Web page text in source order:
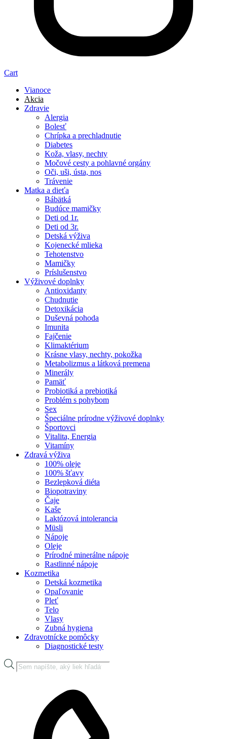
Cart
Vianoce
Akcia
Zdravie
Alergia
Bolesť
Chrípka a prechladnutie
Diabetes
Koža, vlasy, nechty
Močové cesty a pohlavné orgány
Oči, uši, ústa, nos
Trávenie
Matka a dieťa
Bábätká
Budúce mamičky
Deti od 1r.
Deti od 3r.
Detská výživa
Kojenecké mlieka
Tehotenstvo
Mamičky
Príslušenstvo
Výživové doplnky
Antioxidanty
Chudnutie
Detoxikácia
Duševná pohoda
Imunita
Fajčenie
Klimaktérium
Krásne vlasy, nechty, pokožka
Metabolizmus a látková premena
Minerály
Pamäť
Probiotiká a prebiotiká
Problém s pohybom
Sex
Špeciálne prírodne výživové doplnky
Športovci
Vitalita, Energia
Vitamíny
Zdravá výživa
100% oleje
100% šťavy
Bezlepková diéta
Biopotraviny
Čaje
Kaše
Laktózová intolerancia
Müsli
Nápoje
Oleje
Prírodné minerálne nápoje
Rastlinné nápoje
Kozmetika
Detská kozmetika
Opaľovanie
Pleť
Telo
Vlasy
Zubná hygiena
Zdravotnícke pomôcky
Diagnostické testy
Products
search